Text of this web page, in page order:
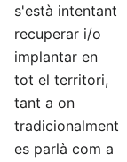
s'està intentant
recuperar i/o
implantar en
tot el territori,
tant a on
tradicionalment
es parlà com a